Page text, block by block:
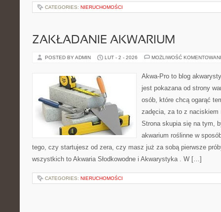
CATEGORIES: NIERUCHOMOŚCI
ZAKŁADANIE AKWARIUM
POSTED BY ADMIN LUT - 2 - 2026 MOŻLIWOŚĆ
Akwa-Pro to blog
jest pokazana od strony
osób, które chcą ogarąć
zadęcia, za to z naciskiem
Strona skupia się na tym,
akwarium roślinne w
tego, czy startujesz od zera, czy masz już za sobą pierwsze
wszystkich to Akwaria Słodkowodne i Akwarystyka . W […]
CATEGORIES: NIERUCHOMOŚCI